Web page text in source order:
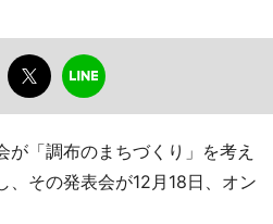
「調布のまちづくり」を考え
、その発表会が12月18日、オン